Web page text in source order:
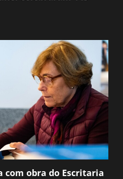
com obra do Escritaria